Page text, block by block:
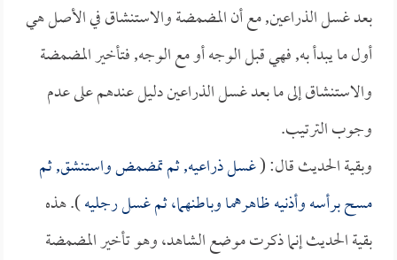
بعد غسل الذراعين, مع أن المضمضة والاستنشاق في الأصل هي
أول ما يبدأ به, فهي قبل الوجه أو مع الوجه, فتأخير المضمضة
والاستنشاق إلى ما بعد غسل الذراعين دليل عندهم على عدم
وجوب الترتيب.
وبقية الحديث قال: (غسل ذراعيه, ثم تمضمض واستنشق, ثم
مسح برأسه وأذنيه ظاهرهما وباطنهما، ثم غسل رجليه). هذه
بقية الحديث إنما ذكرت موضع الشاهد، وهو تأخير المضمضة